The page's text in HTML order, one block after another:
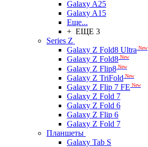
Galaxy A25
Galaxy A15
Еще...
+ ЕЩЕ 3
Series Z
Galaxy Z Fold8 Ultra New
Galaxy Z Fold8 New
Galaxy Z Flip8 New
Galaxy Z TriFold New
Galaxy Z Flip 7 FE New
Galaxy Z Fold 7
Galaxy Z Fold 6
Galaxy Z Flip 6
Galaxy Z Fold 7
Планшеты
Galaxy Tab S